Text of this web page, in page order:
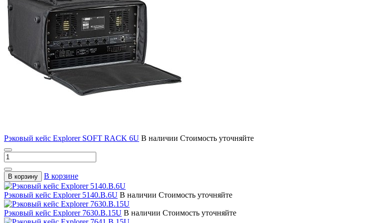
Рэковый кейс Explorer SOFT RACK 6U В наличии Стоимость уточняйте
В корзину В корзине
Рэковый кейс Explorer 5140.B.6U В наличии Стоимость уточняйте
Рэковый кейс Explorer 7630.B.15U В наличии Стоимость уточняйте